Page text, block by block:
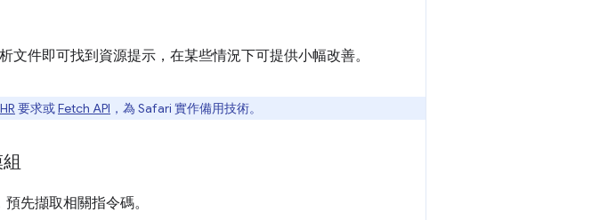
件即可找到資源提示，在某些情況下可提供小幅改善。
要求或Fetch API ，為 Safari 實作備用技術。
先擷取相關指令碼。